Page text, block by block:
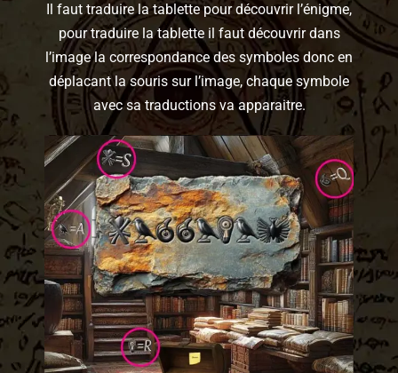
Il faut traduire la tablette pour découvrir l’énigme,
pour traduire la tablette il faut découvrir dans
l’image la correspondance des symboles donc en
déplacant la souris sur l’image, chaque symbole
avec sa traductions va apparaitre.